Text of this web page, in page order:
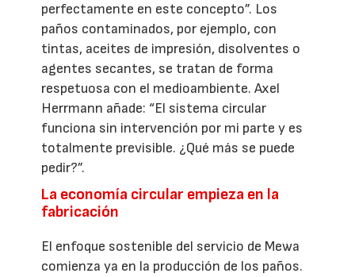
perfectamente en este concepto”. Los
paños contaminados, por ejemplo, con
tintas, aceites de impresión, disolventes o
agentes secantes, se tratan de forma
respetuosa con el medioambiente. Axel
Herrmann añade: “El sistema circular
funciona sin intervención por mi parte y es
totalmente previsible. ¿Qué más se puede
pedir?”.
La economía circular empieza en la
fabricación
El enfoque sostenible del servicio de Mewa
comienza ya en la producción de los paños.